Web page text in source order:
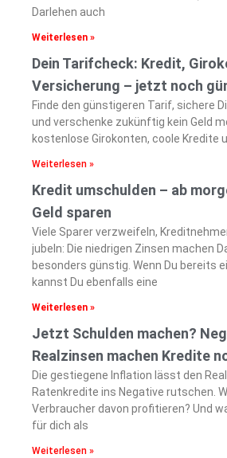
Darlehen auch
Weiterlesen »
Dein Tarifcheck: Kredit,
Versicherung – jetzt noch
Finde den günstigeren Tarif, sichere
und verschenke zukünftig kein Geld
kostenlose Girokonten, coole Kredite
Weiterlesen »
Kredit umschulden – ab
Geld sparen
Viele Sparer verzweifeln,
jubeln: Die niedrigen Zinsen machen
besonders günstig. Wenn Du bereits
kannst Du ebenfalls eine
Weiterlesen »
Jetzt Schulden machen?
Realzinsen machen Kredite
Die gestiegene Inflation lässt den
Ratenkredite ins Negative rutschen.
Verbraucher davon profitieren? Und
für dich als
Weiterlesen »